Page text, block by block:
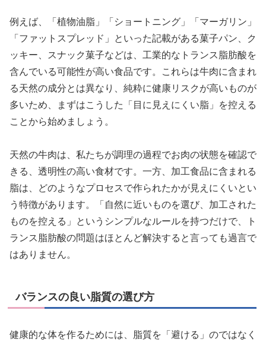
例えば、「植物油脂」「ショートニング」「マーガリン」
「ファットスプレッド」といった記載がある菓子パン、ク
ッキー、スナック菓子などは、工業的なトランス脂肪酸を
含んでいる可能性が高い食品です。これらは牛肉に含まれ
る天然の成分とは異なり、純粋に健康リスクが高いものが
多いため、まずはこうした「目に見えにくい脂」を控える
ことから始めましょう。
天然の牛肉は、私たちが調理の過程でお肉の状態を確認で
きる、透明性の高い食材です。一方、加工食品に含まれる
脂は、どのようなプロセスで作られたかが見えにくいとい
う特徴があります。「自然に近いものを選び、加工された
ものを控える」というシンプルなルールを持つだけで、ト
ランス脂肪酸の問題はほとんど解決すると言っても過言で
はありません。
バランスの良い脂質の選び方
健康的な体を作るためには、脂質を「避ける」のではなく